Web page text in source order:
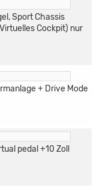
Sport Chassis
Cockpit) nur
+ Drive Mode
pedal +10 Zoll